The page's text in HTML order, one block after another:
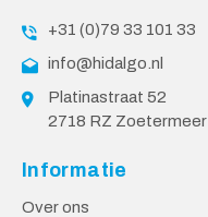
+31 (0)79 33 101 33
info@hidalgo.nl
Platinastraat 52
2718 RZ Zoetermeer
Informatie
Over ons